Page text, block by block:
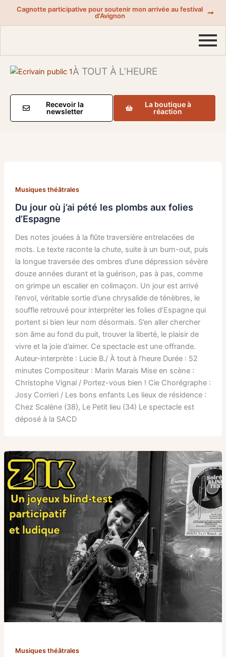
Cagnotte participative pour soutenir mon arrivée au festival
d'Avignon
À TOUT À L’HEURE
La boutique à
réaction
Recevoir la
newsletter
Musiques théâtrales
Du jour où j’ai pété les plombs aux folies
d’Espagne
Des notes jouées à la flûte traversière entrelacées de
mots. Le texte raconte la chute, suite à un burn-out, puis
la longue traversée des ombres d’une dépression sévère
douze années durant et la guérison, pas à pas, comme
on grimpe un escalier en colimaçon. Un jour est arrivé
l’envol, véritable sortie d’une chrysalide de ténèbres, le
souffle retrouvé pour interpréter les folies d’Espagne qui
portent si bien leur nom désormais. S’en aller chercher
son âme au fond du puit, trouver la liberté, le plaisir de
vivre et la joie d’aimer. Ce spectacle est une offrande.
Auteur-interprète : Lucie B./ À tout à l’heure Durée : 52
minutes Compositeur : Marin Marais Mise en scène :
Christophe Vignal / Portez-vous bien ! Cie Chorégraphe :
Josy Corrieri / Les bons enfants Les lieux de résidence :
Chez Scalène (38), Le Petit lieu (34) Le spectacle est
déposé à la SACD
Musiques théâtrales